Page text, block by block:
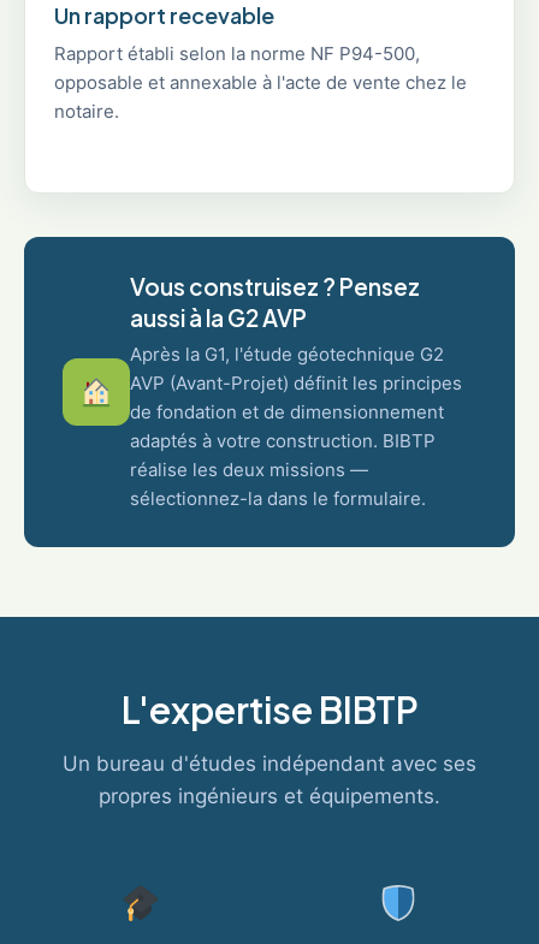
Un rapport recevable
Rapport établi selon la norme NF P94-500,
opposable et annexable à l'acte de vente chez le
notaire.
Vous construisez ? Pensez
aussi à la G2 AVP
Après la G1, l'étude géotechnique G2
AVP (Avant-Projet) définit les principes
de fondation et de dimensionnement
adaptés à votre construction. BIBTP
réalise les deux missions —
sélectionnez-la dans le formulaire.
L'expertise BIBTP
Un bureau d'études indépendant avec ses
propres ingénieurs et équipements.